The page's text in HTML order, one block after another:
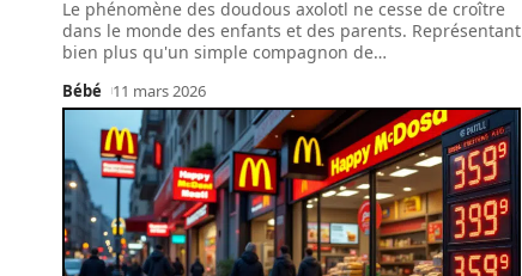
Le phénomène des doudous axolotl ne cesse de croître
dans le monde des enfants et des parents. Représentant
bien plus qu'un simple compagnon de…
Bébé 11 mars 2026